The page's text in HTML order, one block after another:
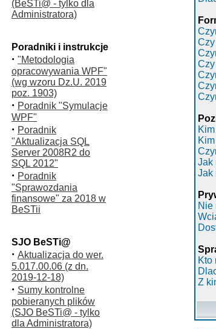
(BeSTi@ - tylko dla
Administratora)
Poradniki i instrukcje
· "Metodologia
opracowywania WPF"
(wg wzoru Dz.U. 2019
poz. 1903)
· Poradnik "Symulacje
WPF"
· Poradnik
"Aktualizacja SQL
Server 2008R2 do
SQL 2012"
· Poradnik
"Sprawozdania
finansowe" za 2018 w
BeSTii
SJO BeSTi@
· Aktualizacja do wer.
5.017.00.06 (z dn.
2019-12-18)
· Sumy kontrolne
pobieranych plików
(SJO BeSTi@ - tylko
dla Administratora)
Jak
Jak
Nie
Kto
Z